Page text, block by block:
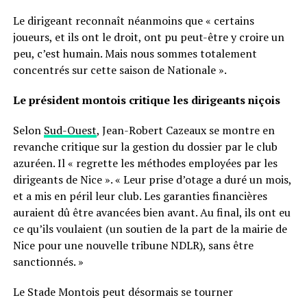
Le dirigeant reconnaît néanmoins que « certains
joueurs, et ils ont le droit, ont pu peut-être y croire un
peu, c’est humain. Mais nous sommes totalement
concentrés sur cette saison de Nationale ».
Le président montois critique les dirigeants niçois
Selon Sud-Ouest, Jean-Robert Cazeaux se montre en
revanche critique sur la gestion du dossier par le club
azuréen. Il « regrette les méthodes employées par les
dirigeants de Nice ». « Leur prise d’otage a duré un mois,
et a mis en péril leur club. Les garanties financières
auraient dû être avancées bien avant. Au final, ils ont eu
ce qu’ils voulaient (un soutien de la part de la mairie de
Nice pour une nouvelle tribune NDLR), sans être
sanctionnés. »
Le Stade Montois peut désormais se tourner